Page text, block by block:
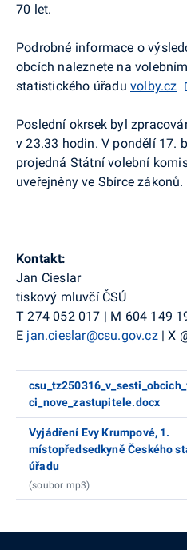
70 let.
Podrobné informace o
obcích naleznete na
statistického úřadu volby.cz
Poslední okrsek byl
v 23.33 hodin. V pondělí 17.
projedná Státní volební
uveřejněny ve Sbírce zákonů.
Kontakt:
Jan Cieslar
tiskový mluvčí ČSÚ
T 274 052 017 | M 604 149
E jan.cieslar@csu.gov.cz| X
ci_nove_zastupitele.docx
Vyjádření Evy Krumpové, 1.
místopředsedkyně Českého
úřadu
(soubor mp3)